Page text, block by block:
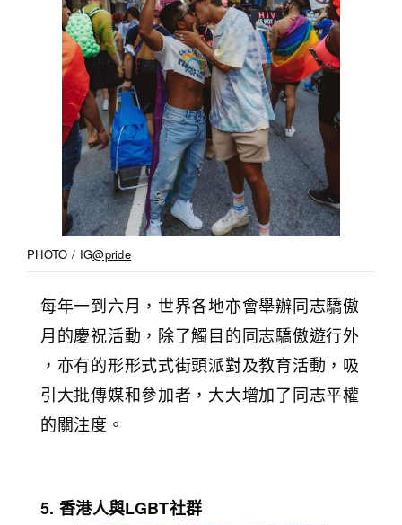
PHOTO / IG@pride
每年一到六月，世界各地亦會舉辦同志驕傲
月的慶祝活動，除了觸目的同志驕傲遊行外
，亦有的形形式式街頭派對及教育活動，吸
引大批傳媒和參加者，大大增加了同志平權
的關注度。
5. 香港人與LGBT社群